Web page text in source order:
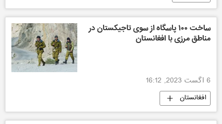
ساخت ۱۰۰ پاسگاه از سوی تاجیکستان در
مناطق مرزی با افغانستان
6 اگست 2023, 16:12
افغانستان